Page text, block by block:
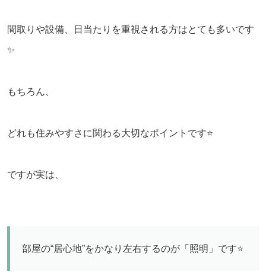
間取りや設備、日当たりを重視される方はとても多いです
✨
もちろん、
どれも住みやすさに関わる大切なポイントです⭐️
ですが実は、
部屋の“居心地”をかなり左右するのが「照明」です⭐️